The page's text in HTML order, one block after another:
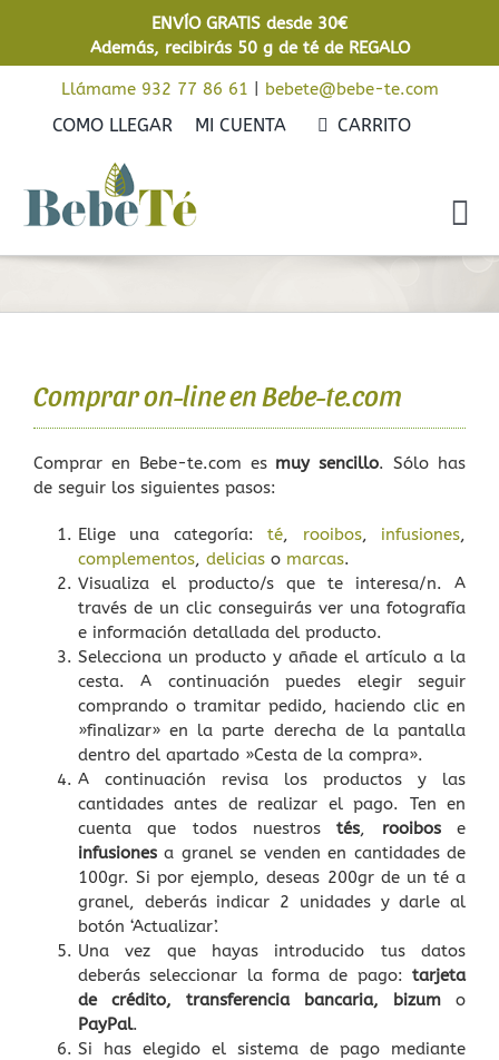
ENVÍO GRATIS desde 30€
Además, recibirás 50 g de té de REGALO
Llámame 932 77 86 61 bebete@bebe-te.com
COMO LLEGAR MI CUENTA CARRITO
Infusiones
Complementos
Delicias
Talleres
El Blog de Bebe-Té
Sobre nosotros
Contacto
Carrito
Comprar on-line en Bebe-te.com
Comprar en Bebe-te.com es muy sencillo. Sólo has
de seguir los siguientes pasos:
Elige una categoría:té, rooibos, infusiones,
complementos, delicias o marcas.
Visualiza el producto/s que te interesa/n. A
través de un clic conseguirás ver una fotografía
e información detallada del producto.
Selecciona un producto y añade el artículo a la
cesta. A continuación puedes elegir seguir
comprando o tramitar pedido, haciendo clic en
»finalizar» en la parte derecha de la pantalla
dentro del apartado »Cesta de la compra».
A continuación revisa los productos y las
cantidades antes de realizar el pago. Ten en
cuenta que todos nuestrostés, rooibose
infusiones a granel se venden en cantidades de
100gr. Si por ejemplo, deseas 200gr de un té a
granel, deberás indicar 2 unidades y darle al
botón ‘Actualizar’.
Una vez que hayas introducido tus datos
deberás seleccionar la forma de pago: tarjeta
de crédito, transferencia bancaria, bizum o
PayPal.
Si has elegido el sistema de pago mediante